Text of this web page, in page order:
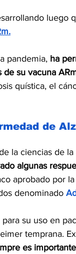
luego
pandemia, ha
su vacuna
quística, el
de
la ciencias de la
algunas
aprobado por
denominado
su uso en
temprana.
es